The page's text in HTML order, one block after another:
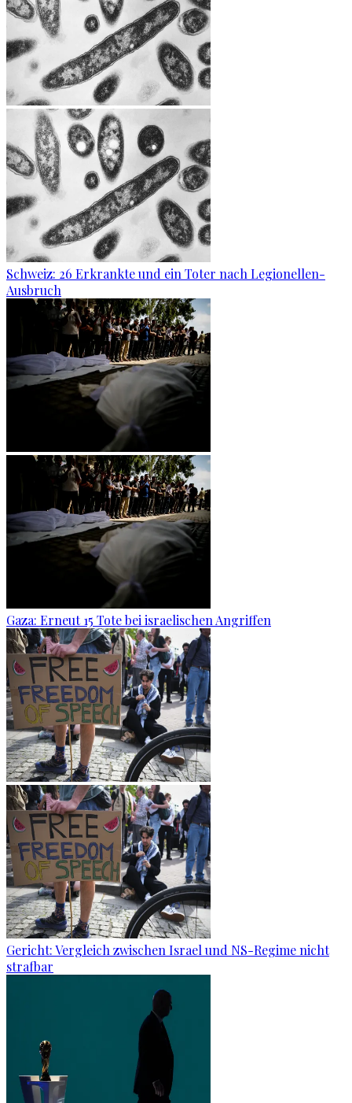
Schweiz: 26 Erkrankte und ein Toter nach Legionellen-
Ausbruch
Gaza: Erneut 15 Tote bei israelischen Angriffen
Gericht: Ver­gleich zwi­schen Is­ra­el und NS-Re­gime nicht
straf­bar